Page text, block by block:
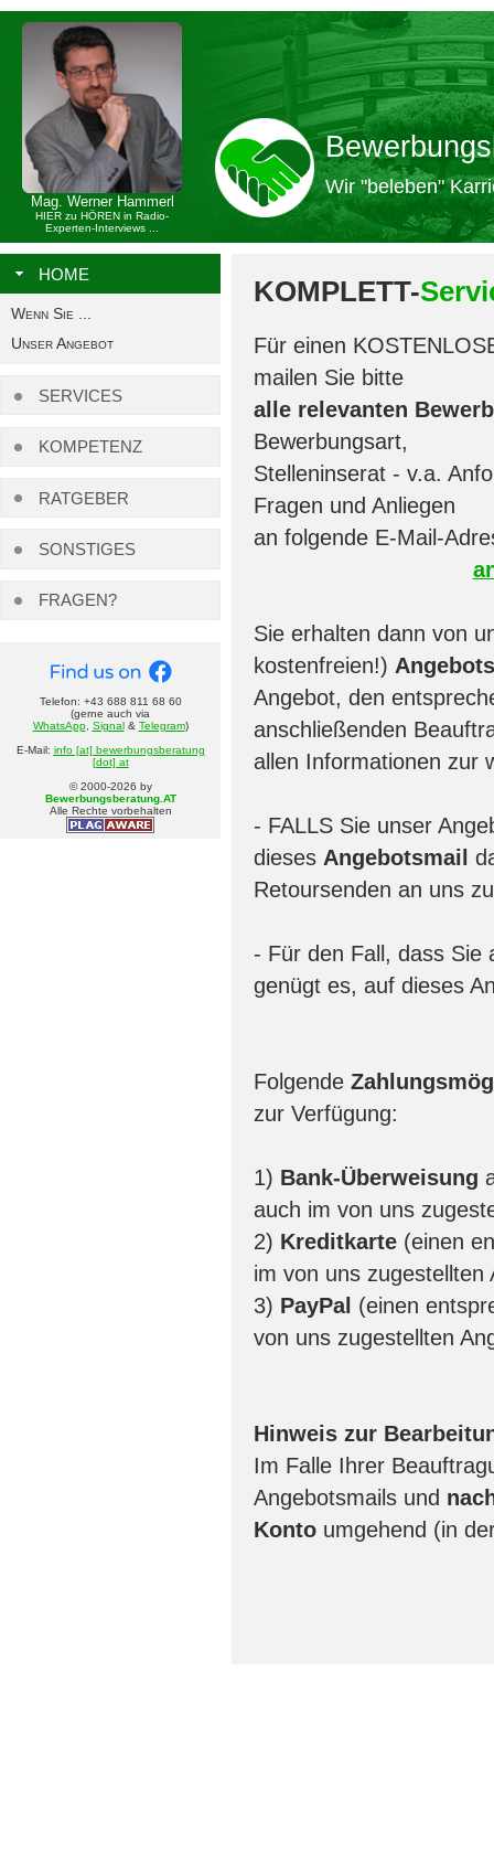
Mag. Werner Hammerl
HIER zu HÖREN in Radio-
Experten-Interviews ...
Wir "beleben"
HOME
Wenn Sie ...
Unser Angebot
SERVICES
KOMPETENZ
RATGEBER
SONSTIGES
FRAGEN?
Telefon: +43 688 811 68 60
(gerne auch via
WhatsApp, Signal& Telegram)
E-Mail: info [at] bewerbungsberatung
[dot] at
© 2000-2026 by
Bewerbungsberatung.AT
Alle Rechte vorbehalten
KOMPLETT-
Für einen
mailen Sie bitte
alle relevanten
Bewerbungsart,
Stelleninserat - v.a.
Fragen und Anliegen
an folgende E-Mail-
Sie erhalten dann von
kostenfreien!)
Angebot, den
anschließenden
allen Informationen zur
- FALLS Sie unser
dieses Angebotsmail
Retoursenden an uns
- Für den Fall, dass Sie
genügt es, auf dieses
Folgende
zur Verfügung:
1) Bank-Überweisung
auch im von uns
2) Kreditkarte (einen
im von uns zugestellten
3) PayPal (einen
von uns zugestellten
Hinweis zur
Im Falle Ihrer
Angebotsmails und
Konto umgehend (in